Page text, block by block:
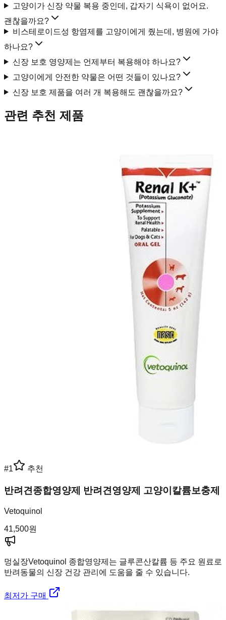
고양이가 신장 약물 복용 중인데, 갑자기 식욕이 없어요.
괜찮을까요?
비스테로이드성 항염제를 고양이에게 줬는데, 병원에 가야
하나요?
신장 보호 영양제는 언제부터 복용해야 하나요?
고양이에게 안전한 약물은 어떤 것들이 있나요?
신장 보호 제품을 여러 개 복용해도 괜찮을까요?
관련 추천 제품
#1 추천
반려견종합영양제 반려견영양제 고양이칼륨보충제
Vetoquinol
41,500원
멍실장Vetoquinol 종합영양제는 글루콘산칼륨 등 주요 원료로
반려동물의 신장 건강 관리에 도움을 줄 수 있습니다.
최저가 구매